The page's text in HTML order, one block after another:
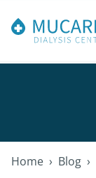
Home › Blog ›